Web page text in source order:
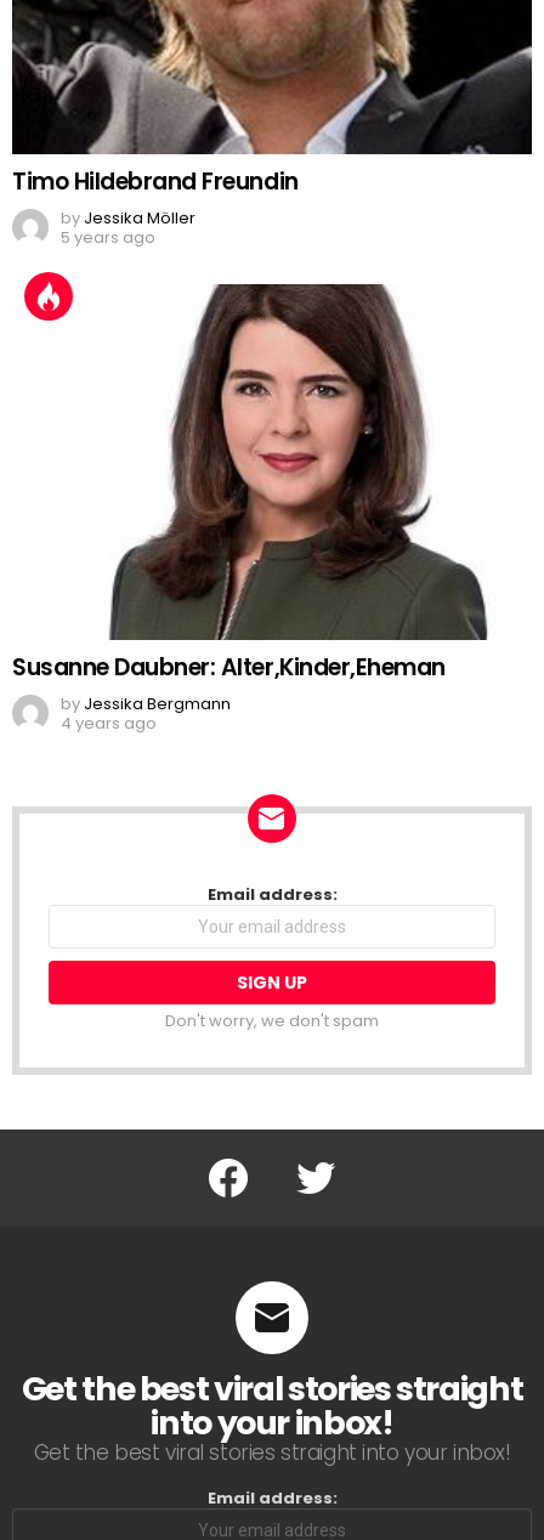
Timo Hildebrand Freundin
by Jessika Möller
5 years ago
Susanne Daubner: Alter,Kinder,Eheman
by Jessika Bergmann
4 years ago
Email address:
Don't worry, we don't spam
Facebook Twitter
Get the best viral stories straight
into your inbox!
Get the best viral stories straight into your inbox!
Email address: